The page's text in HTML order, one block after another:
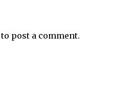
to post a comment.